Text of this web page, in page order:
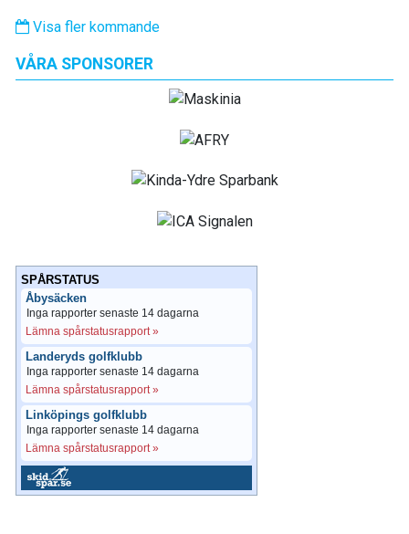
Visa fler kommande
VÅRA SPONSORER
SPÅRSTATUS
Åbysäcken
Inga rapporter senaste 14 dagarna
Lämna spårstatusrapport »
Landeryds golfklubb
Inga rapporter senaste 14 dagarna
Lämna spårstatusrapport »
Linköpings golfklubb
Inga rapporter senaste 14 dagarna
Lämna spårstatusrapport »